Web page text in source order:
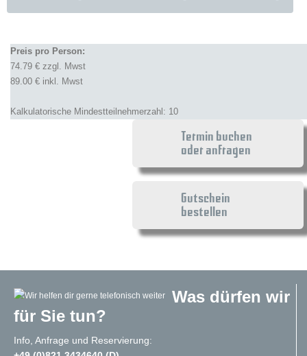
Preis pro Person:
74.79 € zzgl. Mwst
89.00 € inkl. Mwst
Kalkulatorische Mindestteilnehmerzahl: 10
Termin buchen
oder anfragen
Gutschein
bestellen
Was dürfen wir
für Sie tun?
Info, Anfrage und Reservierung: